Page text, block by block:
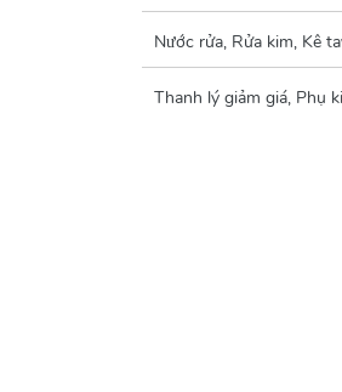
Nước rửa, Rửa kim, Kê
Thanh lý giảm giá, Phụ